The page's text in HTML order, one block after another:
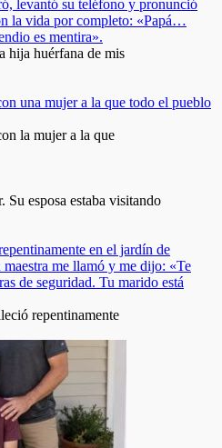
levantó su teléfono y pronunció
la vida por completo: «Papá…
es mentira».
hija huérfana de mis
una mujer a la que todo el pueblo
la mujer a la que
Su esposa estaba visitando
en el jardín de
me llamó y me dijo: «Te
de seguridad. Tu marido está
repentinamente